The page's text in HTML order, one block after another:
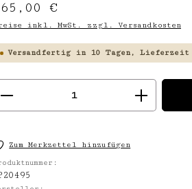
Preis:
€
inkl. MwSt. zzgl. Versandkosten
Versandfertig in 10 Tagen, Lieferzeit
Produkt Anzahl:
Zum Merkzettel hinzufügen